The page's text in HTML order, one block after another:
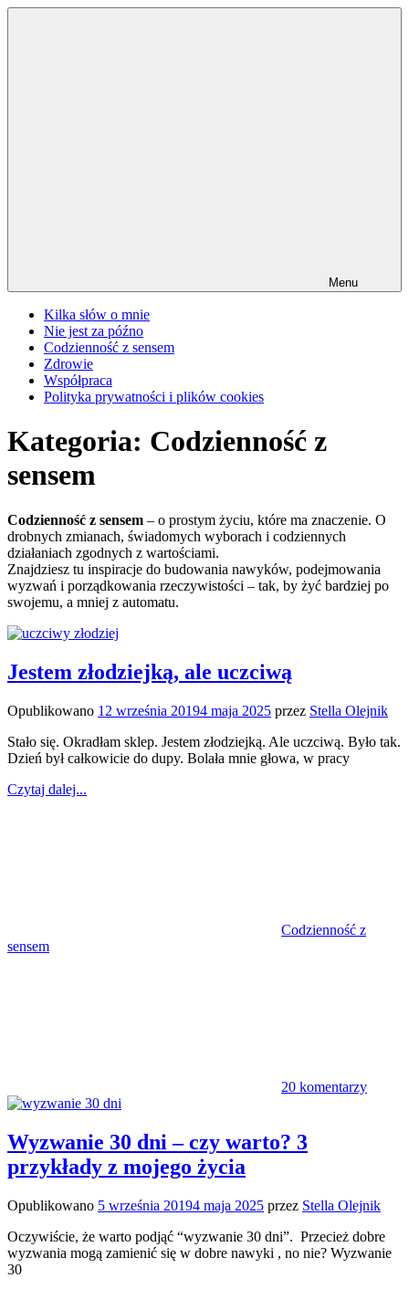
Przejdź
Menu
Kilka słów o mnie
Nie jest za późno
Codzienność z sensem
Zdrowie
Współpraca
Polityka prywatności i plików cookies
Kategoria: Codzienność z
sensem
Codzienność z sensem – o prostym życiu, które ma znaczenie. O
drobnych zmianach, świadomych wyborach i codziennych
działaniach zgodnych z wartościami.
Znajdziesz tu inspiracje do budowania nawyków, podejmowania
wyzwań i porządkowania rzeczywistości – tak, by żyć bardziej po
swojemu, a mniej z automatu.
Jestem złodziejką, ale uczciwą
Opublikowano 12 września 20194 maja 2025 przez Stella Olejnik
Stało się. Okradłam sklep. Jestem złodziejką. Ale uczciwą. Było tak.
Dzień był całkowicie do dupy. Bolała mnie głowa, w pracy
Czytaj dalej...
Codzienność z
sensem
20 komentarzy
Wyzwanie 30 dni – czy warto? 3
przykłady z mojego życia
Opublikowano 5 września 20194 maja 2025 przez Stella Olejnik
Oczywiście, że warto podjąć “wyzwanie 30 dni”. Przecież dobre
wyzwania mogą zamienić się w dobre nawyki , no nie? Wyzwanie
30